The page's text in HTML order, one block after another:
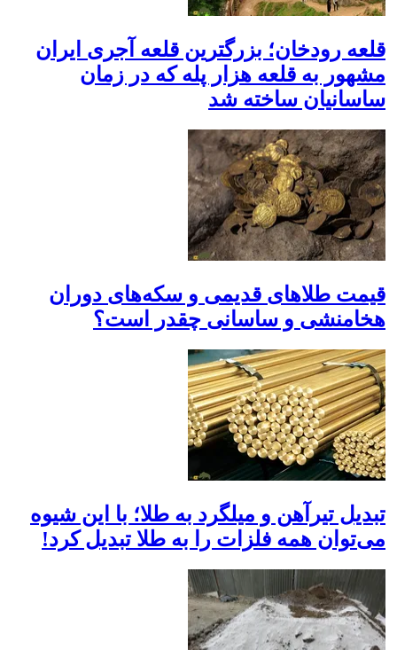
قلعه رودخان؛ بزرگترین قلعه آجری ایران
مشهور به قلعه هزار پله که در زمان
ساسانیان ساخته شد
قیمت طلا‌های قدیمی و سکه‌های دوران
هخامنشی و ساسانی چقدر است؟
تبدیل تیرآهن و میلگرد به طلا؛ با این شیوه
می‌توان همه فلزات را به طلا تبدیل کرد!